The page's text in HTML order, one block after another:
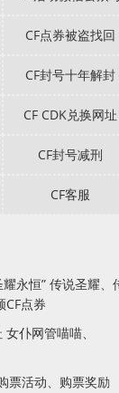
CF点券被盗找回
CF封号十年解封
CF CDK兑换网址
CF封号减刑
CF客服
永恒” 传说圣耀、
CF点券
仆网管喵喵、
票活动、购票奖励